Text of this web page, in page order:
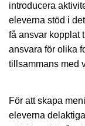
introducera
eleverna stöd i
få ansvar kopplat
ansvara för olika
tillsammans med
För att skapa
eleverna